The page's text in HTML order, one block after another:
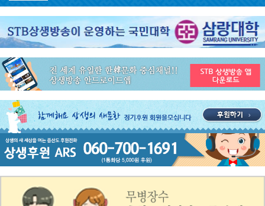
공지사항 ON AIR 서비스 장애 복구 안내
공지사항
STB 4월마지막주(4.27~5.3) 주간 추천 프로그램
STB 4월4주(4.20~4.26) 주간 추천 프로그램
공지사항
STB 4월2주(4.6~4.12) 주간 추천 프로그램
공지사항
STB 4월1주(3.30~4.5) 주간 추천 프로그램
공지사항
STB 3월4주(3.23~3.29) 주간 추천 프로그램